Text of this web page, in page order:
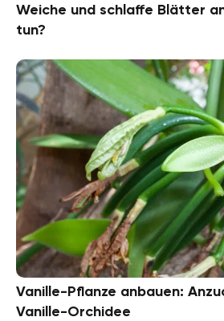
Weiche und schlaffe Blätter
tun?
Vanille-Pflanze anbauen:
Vanille-Orchidee